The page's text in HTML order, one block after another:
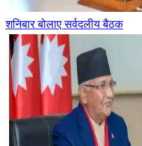
शनिबार बोलाए सर्वदलीय बैठक